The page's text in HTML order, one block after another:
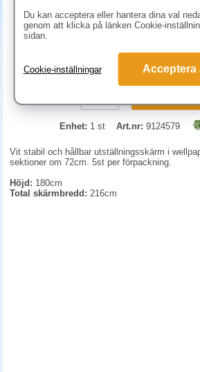
1311.30 kr (inkl.
Enhet: 1 st Art.nr: 9124579
Vit stabil och hållbar utställningsskärm i
sektioner om 72cm. 5st per förpackning.
Höjd: 180cm
Total skärmbredd: 216cm
Du kan acceptera eller hantera dina val
genom att klicka på länken Cookie-
sidan.
Cookie-inställningar Acceptera